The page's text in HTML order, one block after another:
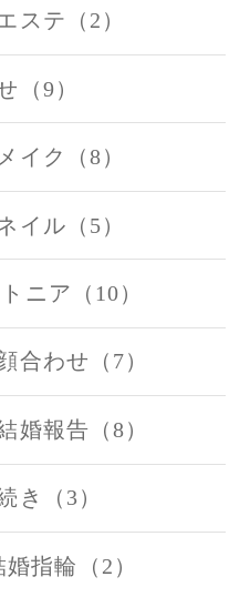
ステ（2）
（9）
イク（8）
イル（5）
ニア（10）
合わせ（7）
婚報告（8）
き（3）
指輪（2）